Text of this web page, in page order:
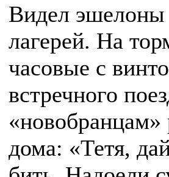
Видел эшелоны
лагерей. На
часовые с
встречного
«новобранцам»
дома: «Тетя,